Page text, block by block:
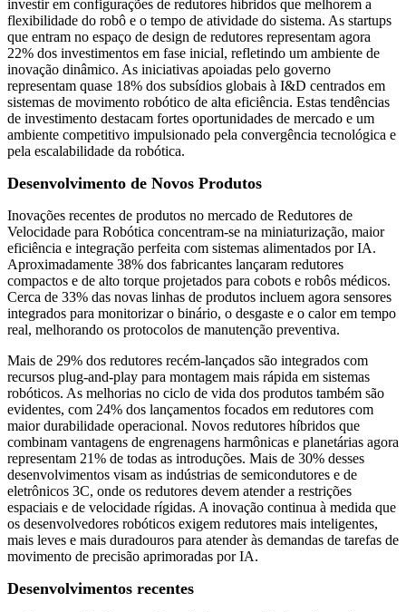
investir em configurações de redutores híbridos que melhorem a
flexibilidade do robô e o tempo de atividade do sistema. As startups
que entram no espaço de design de redutores representam agora
22% dos investimentos em fase inicial, refletindo um ambiente de
inovação dinâmico. As iniciativas apoiadas pelo governo
representam quase 18% dos subsídios globais à I&D centrados em
sistemas de movimento robótico de alta eficiência. Estas tendências
de investimento destacam fortes oportunidades de mercado e um
ambiente competitivo impulsionado pela convergência tecnológica e
pela escalabilidade da robótica.
Desenvolvimento de Novos Produtos
Inovações recentes de produtos no mercado de Redutores de
Velocidade para Robótica concentram-se na miniaturização, maior
eficiência e integração perfeita com sistemas alimentados por IA.
Aproximadamente 38% dos fabricantes lançaram redutores
compactos e de alto torque projetados para cobots e robôs médicos.
Cerca de 33% das novas linhas de produtos incluem agora sensores
integrados para monitorizar o binário, o desgaste e o calor em tempo
real, melhorando os protocolos de manutenção preventiva.
Mais de 29% dos redutores recém-lançados são integrados com
recursos plug-and-play para montagem mais rápida em sistemas
robóticos. As melhorias no ciclo de vida dos produtos também são
evidentes, com 24% dos lançamentos focados em redutores com
maior durabilidade operacional. Novos redutores híbridos que
combinam vantagens de engrenagens harmônicas e planetárias agora
representam 21% de todas as introduções. Mais de 30% desses
desenvolvimentos visam as indústrias de semicondutores e de
eletrônicos 3C, onde os redutores devem atender a restrições
espaciais e de velocidade rígidas. A inovação continua à medida que
os desenvolvedores robóticos exigem redutores mais inteligentes,
mais leves e mais duradouros para atender às demandas de tarefas de
movimento de precisão aprimoradas por IA.
Desenvolvimentos recentes